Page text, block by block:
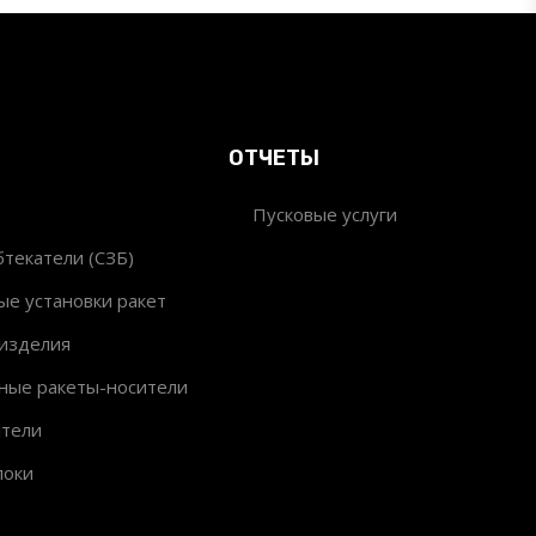
(СЗБ)
установки ракет
ракеты-носители
ОТЧЕТЫ
Пусковые услуги